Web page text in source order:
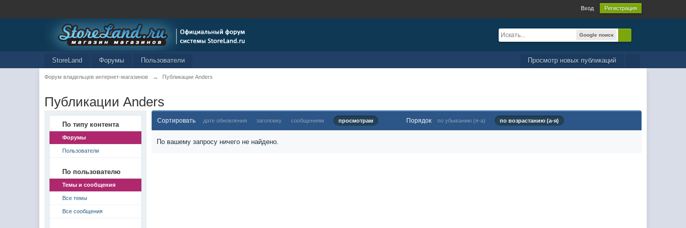
Вход Регистрация
Google поиск
Просмотр новых публикаций
StoreLand Форумы Пользователи
Форум владельцев интернет-магазинов → Публикации Anders
Публикации Anders
По типу контента
Форумы
Пользователи
По пользователю
Темы и сообщения
Все темы
Все сообщения
Сортировать дате обновления заголовку сообщениям просмотрам Порядок по убыванию (я-а) по возрастанию (а-я)
По вашему запросу ничего не найдено.